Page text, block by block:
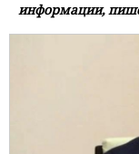
информации,